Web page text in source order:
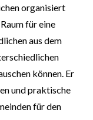
organisiert
für eine
aus dem
können. Er
und praktische
für den